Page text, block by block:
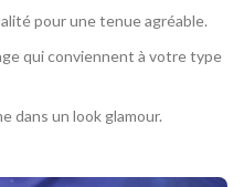
pour une tenue agréable.
qui conviennent à votre type
dans un look glamour.